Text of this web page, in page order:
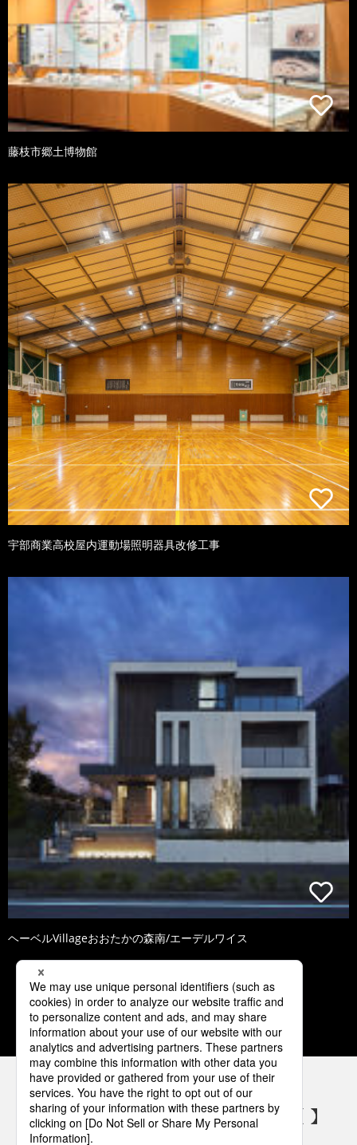
藤枝市郷土博物館
宇部商業高校屋内運動場照明器具改修工事
ヘーベルVillageおおたかの森南/エーデルワイス
1 2 3 4 5
パナソニックの電気設備 SNSアカウント